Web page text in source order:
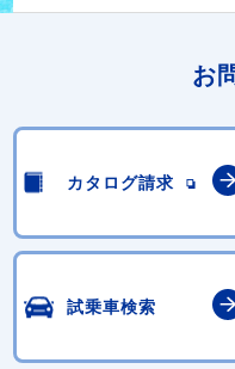
お
カタログ請求
試乗車検索